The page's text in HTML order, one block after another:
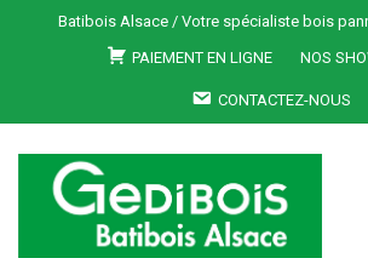
Batibois Alsace / Votre spécialiste bois
PAIEMENT EN LIGNE
NOS
CONTACTEZ-NOUS